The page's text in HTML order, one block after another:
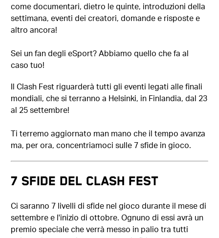
come documentari, dietro le quinte, introduzioni della
settimana, eventi dei creatori, domande e risposte e
altro ancora!
Sei un fan degli eSport? Abbiamo quello che fa al
caso tuo!
Il Clash Fest riguarderà tutti gli eventi legati alle finali
mondiali, che si terranno a Helsinki, in Finlandia, dal 23
al 25 settembre!
Ti terremo aggiornato man mano che il tempo avanza
ma, per ora, concentriamoci sulle 7 sfide in gioco.
7 SFIDE DEL CLASH FEST
Ci saranno 7 livelli di sfide nel gioco durante il mese di
settembre e l'inizio di ottobre. Ognuno di essi avrà un
premio speciale che verrà messo in palio tra tutti